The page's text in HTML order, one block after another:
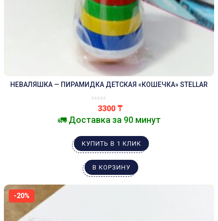
НЕВАЛЯШКА — ПИРАМИДКА ДЕТСКАЯ «КОШЕЧКА» STELLAR
3300 ₸
🚛 Доставка за 90 минут
КУПИТЬ В 1 КЛИК
В КОРЗИНУ
-20%